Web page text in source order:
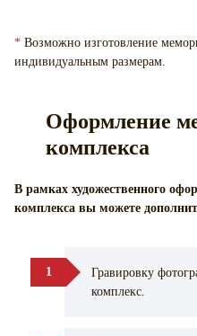
* Возможно изготовление
индивидуальным размерам.
Оформление
комплекса
В рамках художественного
комплекса вы можете
Гравировку
комплекс.